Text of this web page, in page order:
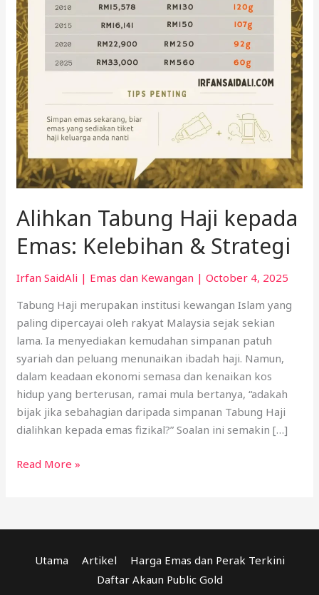
Alihkan Tabung Haji kepada
Emas: Kelebihan & Strategi
Irfan SaidAli | Emas dan Kewangan |October 4, 2025
Tabung Haji merupakan institusi kewangan Islam yang
paling dipercayai oleh rakyat Malaysia sejak sekian
lama. Ia menyediakan kemudahan simpanan patuh
syariah dan peluang menunaikan ibadah haji. Namun,
dalam keadaan ekonomi semasa dan kenaikan kos
hidup yang berterusan, ramai mula bertanya, “adakah
bijak jika sebahagian daripada simpanan Tabung Haji
dialihkan kepada emas fizikal?” Soalan ini semakin […]
Read More »
Utama Artikel
Harga Emas dan Perak Terkini
Daftar Akaun Public Gold